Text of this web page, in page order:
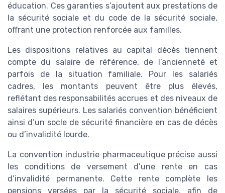
éducation. Ces garanties s’ajoutent aux prestations de
la sécurité sociale et du code de la sécurité sociale,
offrant une protection renforcée aux familles.
Les dispositions relatives au capital décès tiennent
compte du salaire de référence, de l’ancienneté et
parfois de la situation familiale. Pour les salariés
cadres, les montants peuvent être plus élevés,
reflétant des responsabilités accrues et des niveaux de
salaires supérieurs. Les salariés convention bénéficient
ainsi d’un socle de sécurité financière en cas de décès
ou d’invalidité lourde.
La convention industrie pharmaceutique précise aussi
les conditions de versement d’une rente en cas
d’invalidité permanente. Cette rente complète les
pensions versées par la sécurité sociale, afin de